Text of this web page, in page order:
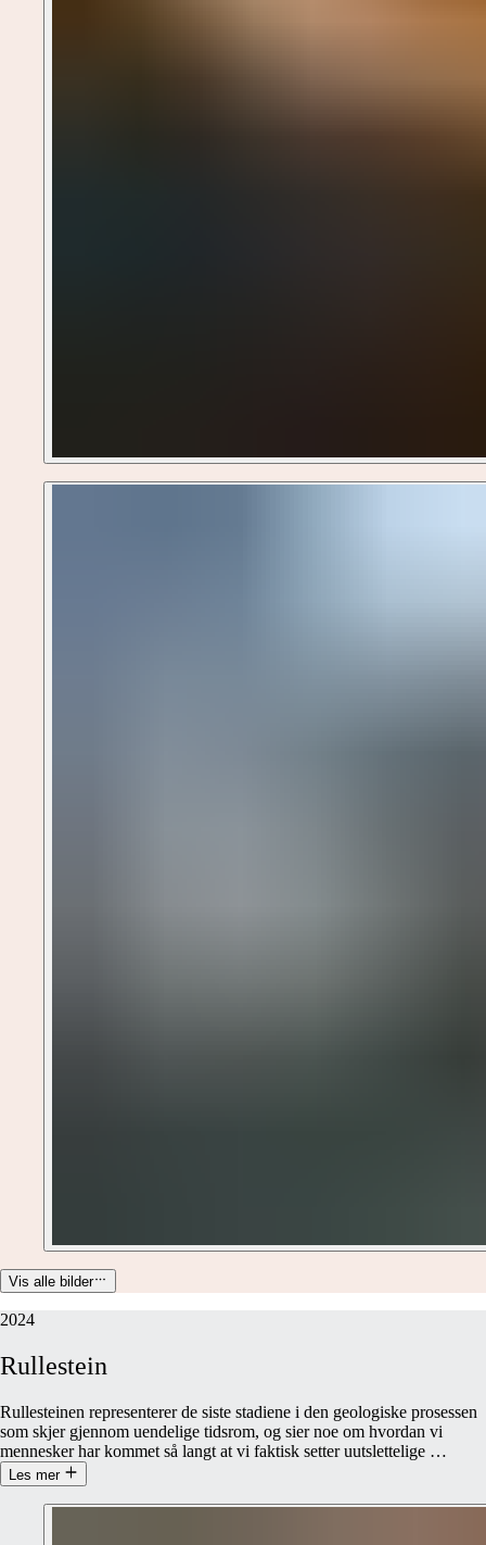
Vis alle bilder
2024
Rullestein
Rullesteinen representerer de siste stadiene i den geologiske prosessen
som skjer gjennom uendelige tidsrom, og sier noe om hvordan vi
mennesker har kommet så langt at vi faktisk setter uutslettelige …
Les mer